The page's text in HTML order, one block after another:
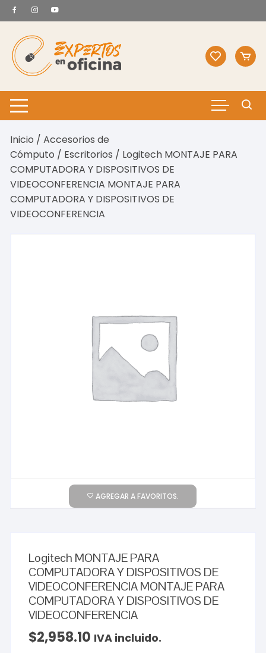
Saltar
al
contenido
Inicio /Accesorios de
Cómputo / Escritorios / Logitech MONTAJE PARA
COMPUTADORA Y DISPOSITIVOS DE
VIDEOCONFERENCIA MONTAJE PARA
COMPUTADORA Y DISPOSITIVOS DE
VIDEOCONFERENCIA
AGREGAR A FAVORITOS.
Logitech MONTAJE PARA
COMPUTADORA Y DISPOSITIVOS DE
VIDEOCONFERENCIA MONTAJE PARA
COMPUTADORA Y DISPOSITIVOS DE
VIDEOCONFERENCIA
$2,958.10 IVA incluido.